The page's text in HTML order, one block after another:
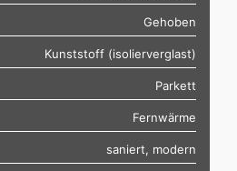
Gehoben
Kunststoff (isolierverglast)
Parkett
Fernwärme
saniert, modern